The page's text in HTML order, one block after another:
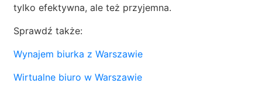
tylko efektywna, ale też przyjemna.
Sprawdź także:
Wynajem biurka z Warszawie
Wirtualne biuro w Warszawie